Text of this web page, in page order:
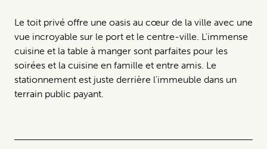
Le toit privé offre une oasis au cœur de la ville avec une
vue incroyable sur le port et le centre-ville. L'immense
cuisine et la table à manger sont parfaites pour les
soirées et la cuisine en famille et entre amis. Le
stationnement est juste derrière l'immeuble dans un
terrain public payant.